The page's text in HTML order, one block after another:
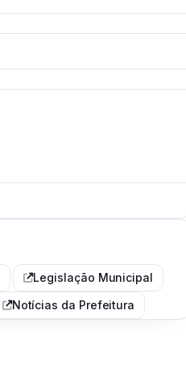
Legislação Municipal
Notícias da Prefeitura